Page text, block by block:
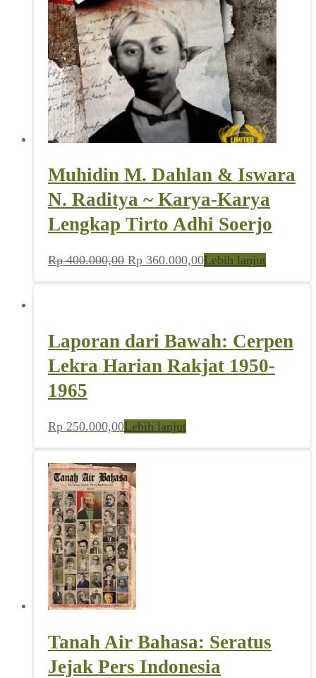
Muhidin M. Dahlan & Iswara
N. Raditya ~ Karya-Karya
Lengkap Tirto Adhi Soerjo
Rp400.000,00 Harga
Rp 360.000,00Harga
Lebih lanjut
Laporan dari Bawah: Cerpen
Lekra Harian Rakjat 1950-
1965
Rp 250.000,00Lebih lanjut
Tanah Air Bahasa: Seratus
Jejak Pers Indonesia